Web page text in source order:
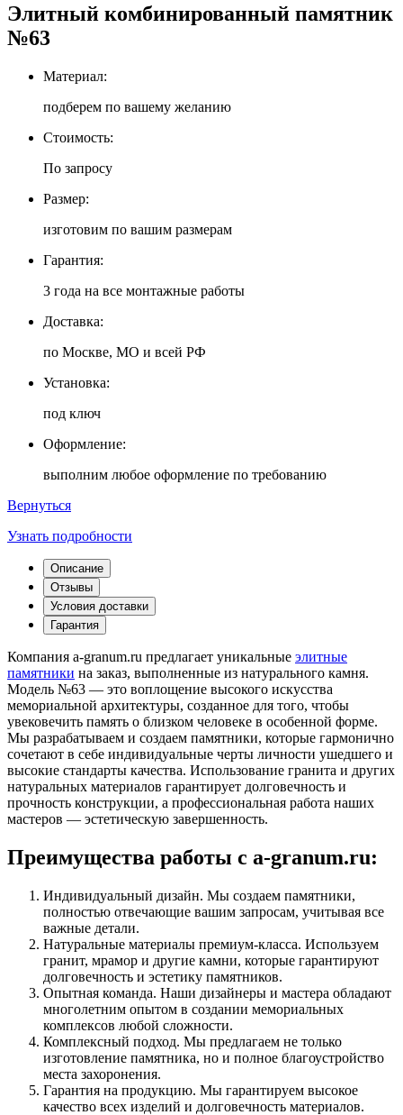
Элитный комбинированный памятник
№63
Материал:
подберем по вашему желанию
Стоимость:
По запросу
Размер:
изготовим по вашим размерам
Гарантия:
3 года на все монтажные работы
Доставка:
по Москве, МО и всей РФ
Установка:
под ключ
Оформление:
выполним любое оформление по требованию
Вернуться
Узнать подробности
Описание
Отзывы
Условия доставки
Гарантия
Компания a-granum.ru предлагает уникальные элитные
памятники на заказ, выполненные из натурального камня.
Модель №63 — это воплощение высокого искусства
мемориальной архитектуры, созданное для того, чтобы
увековечить память о близком человеке в особенной форме.
Мы разрабатываем и создаем памятники, которые гармонично
сочетают в себе индивидуальные черты личности ушедшего и
высокие стандарты качества. Использование гранита и других
натуральных материалов гарантирует долговечность и
прочность конструкции, а профессиональная работа наших
мастеров — эстетическую завершенность.
Преимущества работы с a-granum.ru:
Индивидуальный дизайн. Мы создаем памятники,
полностью отвечающие вашим запросам, учитывая все
важные детали.
Натуральные материалы премиум-класса. Используем
гранит, мрамор и другие камни, которые гарантируют
долговечность и эстетику памятников.
Опытная команда. Наши дизайнеры и мастера обладают
многолетним опытом в создании мемориальных
комплексов любой сложности.
Комплексный подход. Мы предлагаем не только
изготовление памятника, но и полное благоустройство
места захоронения.
Гарантия на продукцию. Мы гарантируем высокое
качество всех изделий и долговечность материалов.